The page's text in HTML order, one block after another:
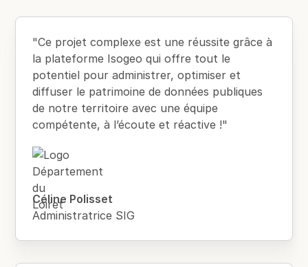
"Ce projet complexe est une réussite grâce à
la plateforme Isogeo qui offre tout le
potentiel pour administrer, optimiser et
diffuser le patrimoine de données publiques
de notre territoire avec une équipe
compétente, à l’écoute et réactive !"
Céline Polisset
Administratrice SIG